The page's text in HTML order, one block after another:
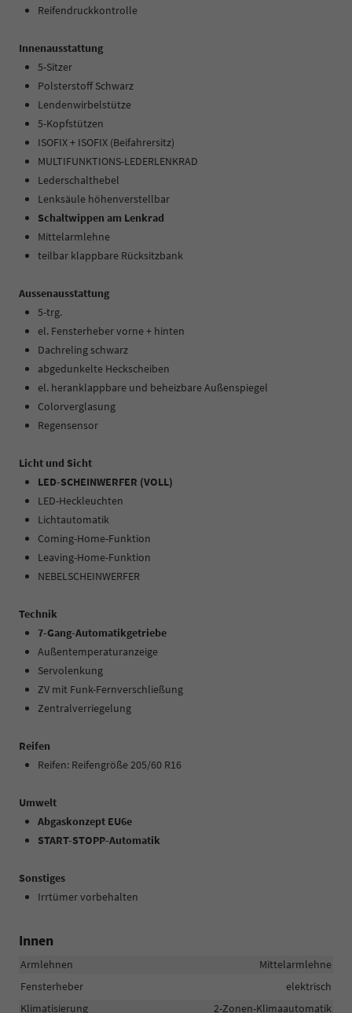
Reifendruckkontrolle
Innenausstattung
5-Sitzer
Polsterstoff Schwarz
Lendenwirbelstütze
5-Kopfstützen
ISOFIX + ISOFIX (Beifahrersitz)
MULTIFUNKTIONS-LEDERLENKRAD
Lederschalthebel
Lenksäule höhenverstellbar
Schaltwippen am Lenkrad
Mittelarmlehne
teilbar klappbare Rücksitzbank
Aussenausstattung
5-trg.
el. Fensterheber vorne + hinten
Dachreling schwarz
abgedunkelte Heckscheiben
el. heranklappbare und beheizbare Außenspiegel
Colorverglasung
Regensensor
Licht und Sicht
LED-SCHEINWERFER (VOLL)
LED-Heckleuchten
Lichtautomatik
Coming-Home-Funktion
Leaving-Home-Funktion
NEBELSCHEINWERFER
Technik
7-Gang-Automatikgetriebe
Außentemperaturanzeige
Servolenkung
ZV mit Funk-Fernverschließung
Zentralverriegelung
Reifen
Reifen: Reifengröße 205/60 R16
Umwelt
Abgaskonzept EU6e
START-STOPP-Automatik
Sonstiges
Irrtümer vorbehalten
Innen
Armlehnen
Mittelarmlehne
Fensterheber
elektrisch
Klimatisierung
2-Zonen-Klimaautomatik